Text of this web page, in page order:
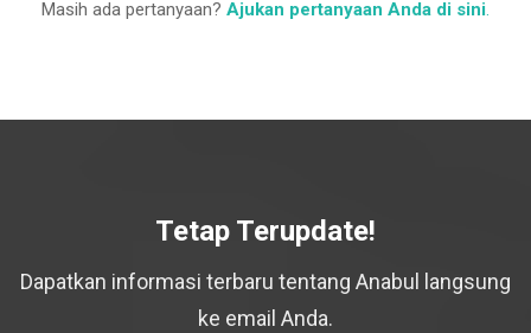
Masih ada pertanyaan? Ajukan pertanyaan Anda di sini.
Tetap Terupdate!
Dapatkan informasi terbaru tentang Anabul langsung
ke email Anda.